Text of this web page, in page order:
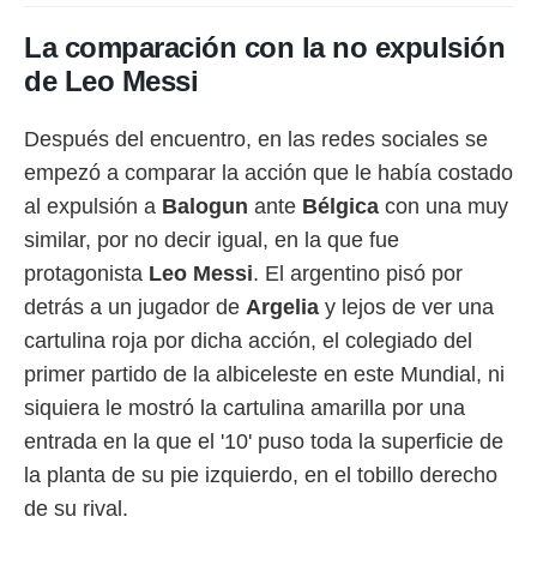
utilizar
crear un
uso de
contenido
medir el
de la
el
de
o a través
de
de
de
uso de
La comparación con la no expulsión
de Leo Messi
Después del encuentro, en las redes sociales se
empezó a comparar la acción que le había costado
al expulsión a Balogun ante Bélgica con una muy
similar, por no decir igual, en la que fue
protagonista Leo Messi. El argentino pisó por
detrás a un jugador de Argelia y lejos de ver una
cartulina roja por dicha acción, el colegiado del
primer partido de la albiceleste en este Mundial, ni
siquiera le mostró la cartulina amarilla por una
entrada en la que el '10' puso toda la superficie de
la planta de su pie izquierdo, en el tobillo derecho
de su rival.